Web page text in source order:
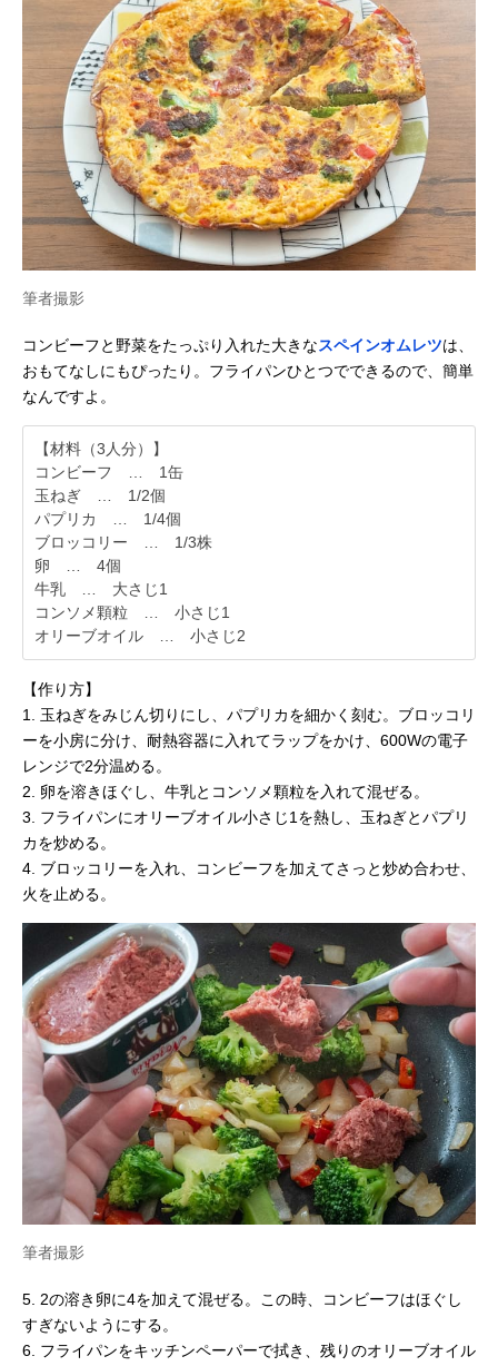
筆者撮影
コンビーフと野菜をたっぷり入れた大きなスペインオムレツは、
おもてなしにもぴったり。フライパンひとつでできるので、簡単
なんですよ。
【材料（3人分）】
コンビーフ … 1缶
玉ねぎ … 1/2個
パプリカ … 1/4個
ブロッコリー … 1/3株
卵 … 4個
牛乳 … 大さじ1
コンソメ顆粒 … 小さじ1
オリーブオイル … 小さじ2
【作り方】
1. 玉ねぎをみじん切りにし、パプリカを細かく刻む。ブロッコリ
ーを小房に分け、耐熱容器に入れてラップをかけ、600Wの電子
レンジで2分温める。
2. 卵を溶きほぐし、牛乳とコンソメ顆粒を入れて混ぜる。
3. フライパンにオリーブオイル小さじ1を熱し、玉ねぎとパプリ
カを炒める。
4. ブロッコリーを入れ、コンビーフを加えてさっと炒め合わせ、
火を止める。
筆者撮影
5. 2の溶き卵に4を加えて混ぜる。この時、コンビーフはほぐし
すぎないようにする。
6. フライパンをキッチンペーパーで拭き、残りのオリーブオイル